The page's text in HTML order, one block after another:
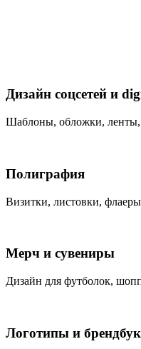
Дизайн соцсетей и
Шаблоны, обложки, ленты,
Полиграфия
Визитки, листовки,
Мерч и сувениры
Дизайн для футболок,
Логотипы и